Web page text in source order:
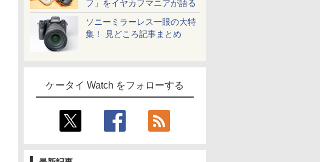
フ」をイヤカフマニアが語る
ソニーミラーレス一眼の大特
集！ 見どころ記事まとめ
ケータイ Watch をフォローする